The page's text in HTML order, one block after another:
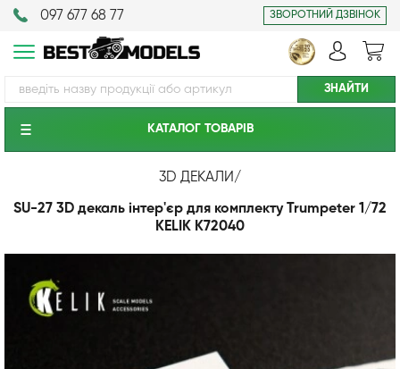
097 677 68 77 ЗВОРОТНИЙ ДЗВІНОК
КАТАЛОГ ТОВАРIВ
3D ДЕКАЛИ/
SU-27 3D декаль інтер'єр для комплекту Trumpeter 1/72
KELIK K72040